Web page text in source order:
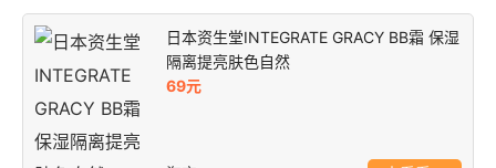
日本资生堂INTEGRATE GRACY BB霜 保湿
隔离提亮肤色自然
69元